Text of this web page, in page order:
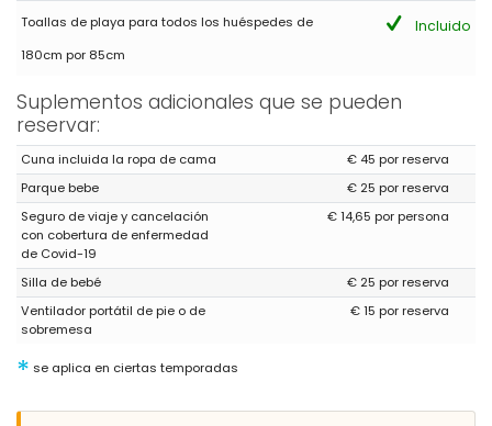
Toallas de playa para todos los huéspedes de
180cm por 85cm
Incluido
Suplementos adicionales que se pueden
reservar:
Cuna incluida la ropa de cama
€ 45 por reserva
Parque bebe
€ 25 por reserva
Seguro de viaje y cancelación
con cobertura de enfermedad
de Covid-19
€ 14,65 por persona
Silla de bebé
€ 25 por reserva
Ventilador portátil de pie o de
sobremesa
€ 15 por reserva
* se aplica en ciertas temporadas